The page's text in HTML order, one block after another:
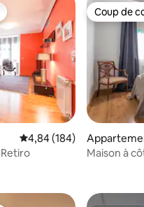
: 4,79 sur 5
Évaluation moyenne sur
4,84 (184)
Coup de
Coup de
Maison à